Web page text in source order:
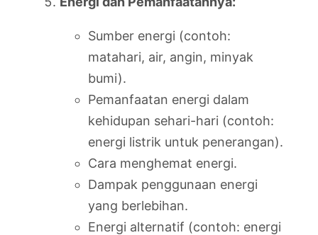
Sumber energi (contoh:
matahari, air, angin, minyak
bumi).
Pemanfaatan energi dalam
kehidupan sehari-hari (contoh:
energi listrik untuk penerangan).
Cara menghemat energi.
Dampak penggunaan energi
yang berlebihan.
Energi alternatif (contoh: energi